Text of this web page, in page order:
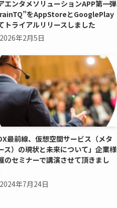
エンタメソリューションAPP第一弾
をAppStoreとGooglePlay
トライアルリリースしました
2026年2月5日
DX最前線、仮想空間サービス（メタ
ス）の現状と未来について」企業様
のセミナーで講演させて頂きまし
2024年7月24日